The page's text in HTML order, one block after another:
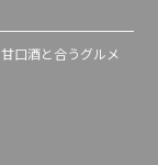
甘口酒と合うグルメ